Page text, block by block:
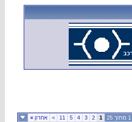
1
2
3
4
5
11
> אחרון »